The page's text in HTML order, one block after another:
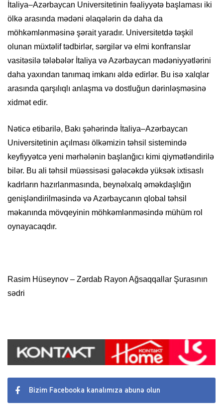
İtaliya–Azərbaycan Universitetinin fəaliyyətə başlaması iki
ölkə arasında mədəni əlaqələrin də daha da
möhkəmlənməsinə şərait yaradır. Universitetdə təşkil
olunan müxtəlif tədbirlər, sərgilər və elmi konfranslar
vasitəsilə tələbələr İtaliya və Azərbaycan mədəniyyətlərini
daha yaxından tanımaq imkanı əldə edirlər. Bu isə xalqlar
arasında qarşılıqlı anlaşma və dostluğun dərinləşməsinə
xidmət edir.
Nəticə etibarilə, Bakı şəhərində İtaliya–Azərbaycan
Universitetinin açılması ölkəmizin təhsil sistemində
keyfiyyətcə yeni mərhələnin başlanğıcı kimi qiymətləndirilə
bilər. Bu ali təhsil müəssisəsi gələcəkdə yüksək ixtisaslı
kadrların hazırlanmasında, beynəlxalq əməkdaşlığın
genişləndirilməsində və Azərbaycanın qlobal təhsil
məkanında mövqeyinin möhkəmlənməsində mühüm rol
oynayacaqdır.
Rasim Hüseynov – Zərdab Rayon Ağsaqqallar Şurasının
sədri
Bizim Facebooka kanalımıza abunə olun